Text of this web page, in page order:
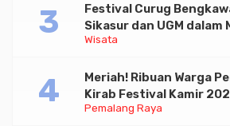
Wisata
Festival Curug
Sikasur dan UGM dalam
Wisata serta UMKM Lokal
Pemalang Raya
Meriah! Ribuan Warga
Kirab Festival Kamir